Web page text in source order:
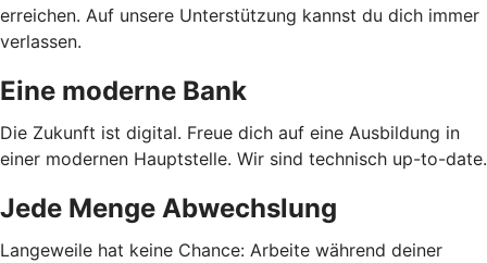
erreichen. Auf unsere Unterstützung kannst du dich immer
verlassen.
Eine moderne Bank
Die Zukunft ist digital. Freue dich auf eine Ausbildung in
einer modernen Hauptstelle. Wir sind technisch up-to-date.
Jede Menge Abwechslung
Langeweile hat keine Chance: Arbeite während deiner